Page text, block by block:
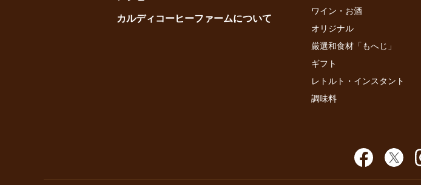
カルディコーヒーファームについて
ワイン・お酒
オリジナル
厳選和食材「もへじ」
ギフト
レトルト・インスタント
調味料